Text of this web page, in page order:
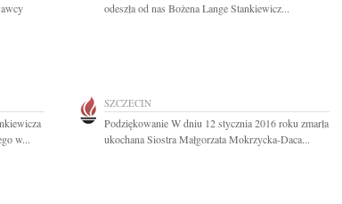
odeszła od nas Bożena Lange Stankiewicz...
w...
SZCZECIN
Podziękowanie W dniu 12 stycznia 2016 roku zmarła
ukochana Siostra Małgorzata Mokrzycka-Daca...